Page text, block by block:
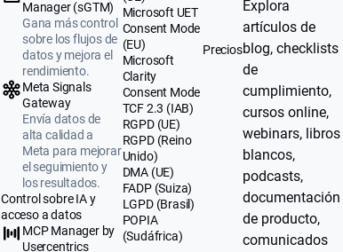
Manager (sGTM)
Gana más control
sobre los flujos de
datos y mejora el
rendimiento.
Meta Signals
Gateway
Envía datos de
alta calidad a
Meta para mejorar
el seguimiento y
los resultados.
Control sobre IA y
acceso a datos
MCP Manager by
Usercentrics
Microsoft UET
Consent Mode
(EU)
Microsoft
Clarity
Consent Mode
TCF 2.3 (IAB)
RGPD (UE)
RGPD (Reino
Unido)
DMA (UE)
FADP (Suiza)
LGPD (Brasil)
POPIA
(Sudáfrica)
Precios
Explora
artículos de
blog, checklists
de
cumplimiento,
cursos online,
webinars, libros
blancos,
podcasts,
documentación
de producto,
comunicados